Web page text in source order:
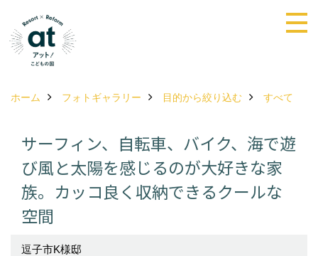
ホーム フォトギャラリー 目的から絞り込む すべて
サーフィン、自転車、バイク、海で遊
び風と太陽を感じるのが大好きな家
族。カッコ良く収納できるクールな
空間
逗子市K様邸